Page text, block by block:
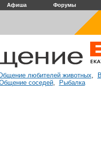
Афиша Форумы
любителей животных,
соседей, Рыбалка